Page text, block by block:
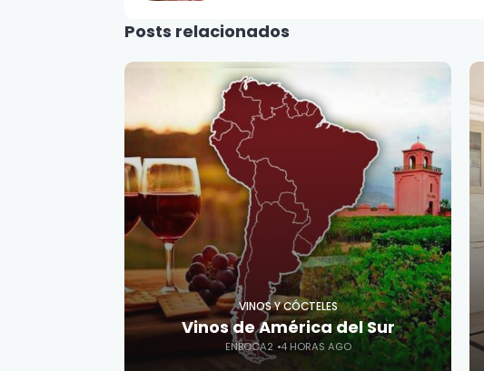
Posts relacionados
VINOS Y CÓCTELES
Vinos de América del Sur
ENBOCA2 4 HORAS AGO